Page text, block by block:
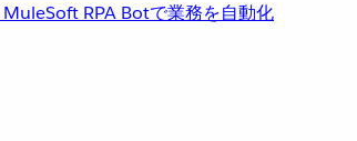
MuleSoft RPA Botで業務を自動化